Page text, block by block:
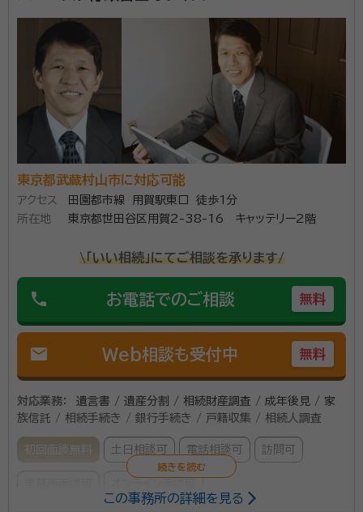
東京都武蔵村山市に対応可能
アクセス
田園都市線 用賀駅東口 徒歩1分
所在地
東京都世田谷区用賀2-38-16 キャッテリー2階
\「いい相続」にてご相談を承ります/
phone お電話でのご相談 無料
mail Web相談も受付中 無料
対応業務：
遺言書 / 遺産分割 / 相続財産調査 / 成年後見 / 家
族信託 / 相続手続き / 銀行手続き / 戸籍収集 / 相続人調査
初回面談無料 土日相談可 電話相談可 訪問可
この事務所の詳細を見る